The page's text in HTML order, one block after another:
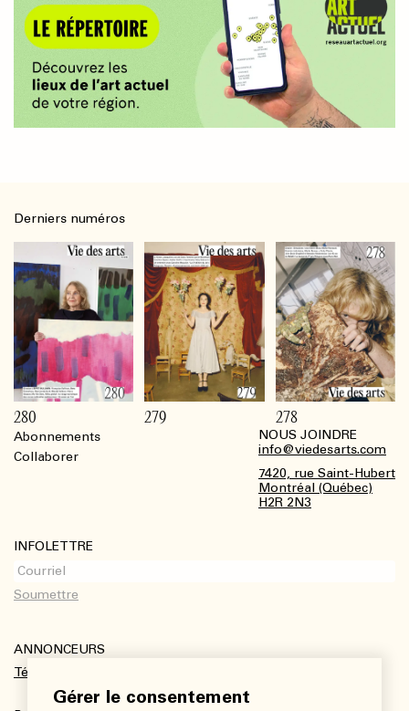
Gérer le consentement
Abonnements
Collaborer
NOUS JOINDRE
info@viedesarts.com
7420, rue Saint-Hubert
Montréal (Québec)
H2R 2N3
INFOLETTRE
ANNONCEURS
Télécharger le kit média
Derniers numéros
280 279 278